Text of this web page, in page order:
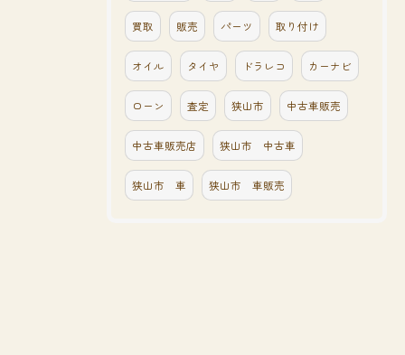
買取 販売 パーツ 取り付け
オイル タイヤ ドラレコ カーナビ
ローン 査定 狭山市 中古車販売
中古車販売店 狭山市 中古車
狭山市 車 狭山市 車販売